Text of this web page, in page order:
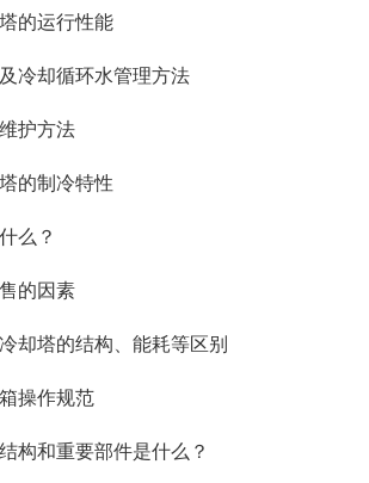
的运行性能
冷却循环水管理方法
护方法
的制冷特性
么？
的因素
却塔的结构、能耗等区别
操作规范
构和重要部件是什么？